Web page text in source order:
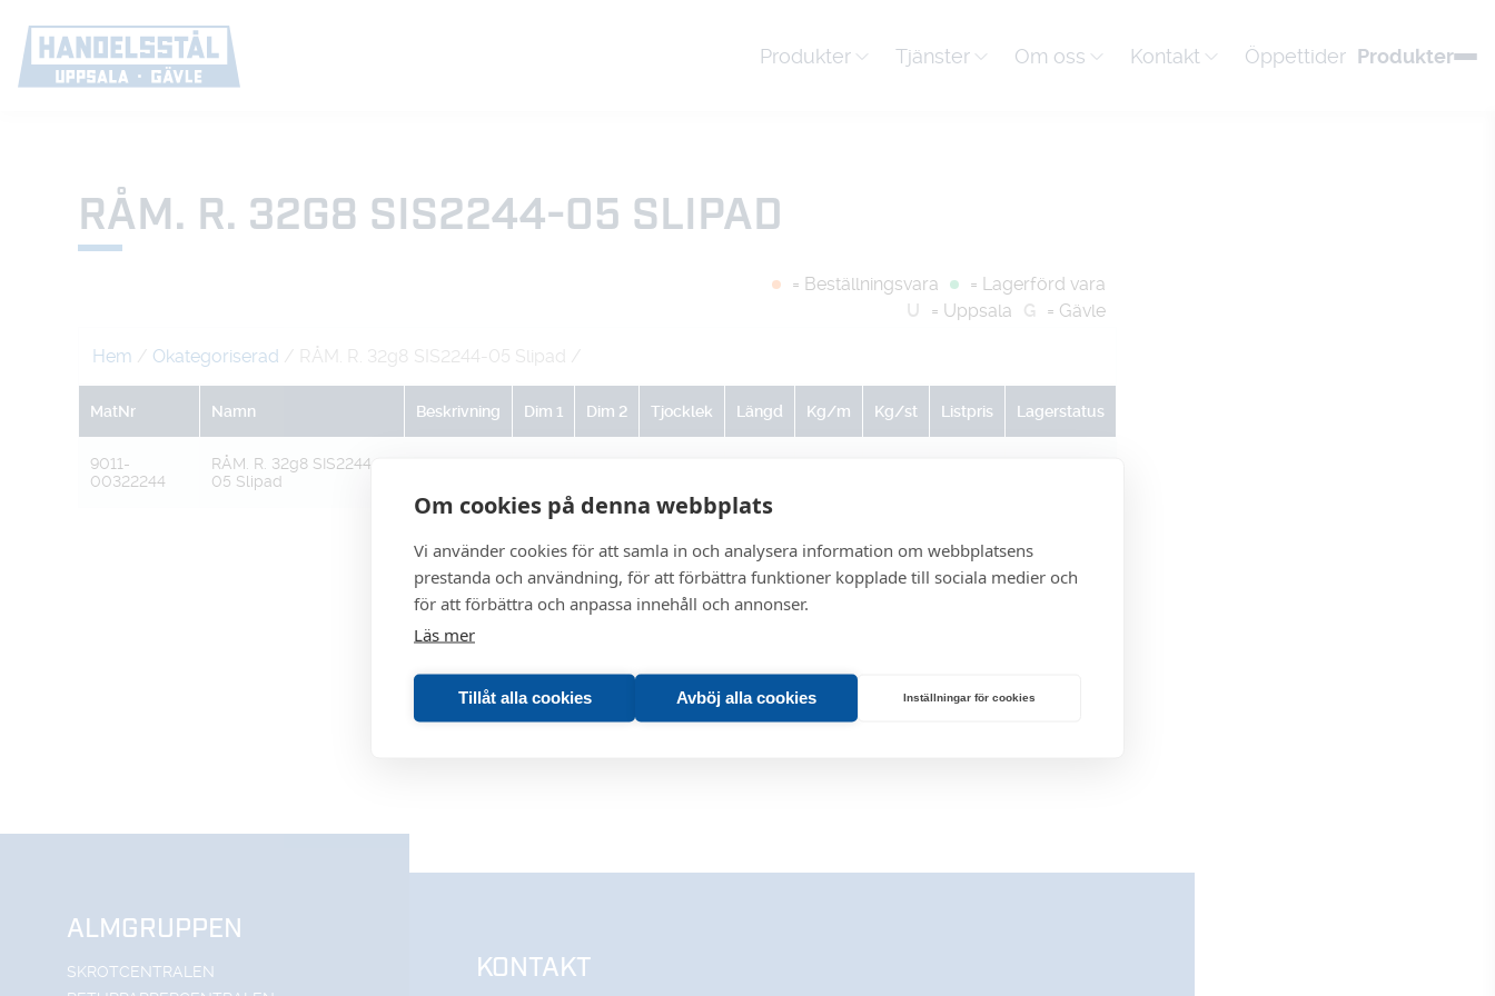
Om cookies på denna webbplats
Vi använder cookies för att samla in och analysera information om webbplatsens
prestanda och användning, för att förbättra funktioner kopplade till sociala medier och
för att förbättra och anpassa innehåll och annonser.
Läs mer
Tillåt alla cookies Avböj alla cookies Inställningar för cookies
Produkter Tjänster Om oss Kontakt Öppettider Produkter
RÅM. R. 32G8 SIS2244-05 SLIPAD
= Beställningsvara
= Lagerförd vara
U
= Uppsala G = Gävle
Hem / Okategoriserad / RÅM. R. 32g8 SIS2244-05 Slipad /
MatNr Namn Beskrivning Dim 1 Dim 2 Tjocklek Längd Kg/m Kg/st Listpris Lagerstatus
9011-
00322244
RÅM. R. 32g8 SIS2244-
05 Slipad
ALMGRUPPEN
SKROTCENTRALEN
KONTAKT